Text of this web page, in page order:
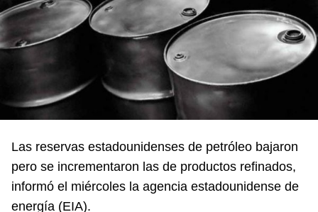
Las reservas estadounidenses de petróleo bajaron
pero se incrementaron las de productos refinados,
informó el miércoles la agencia estadounidense de
energía (EIA).